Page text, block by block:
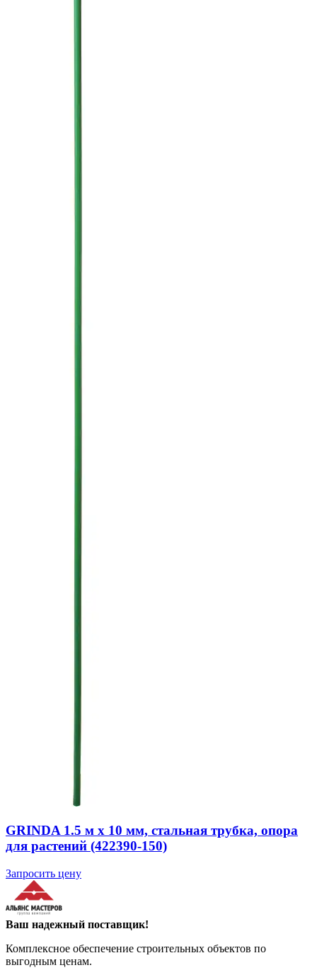
GRINDA 1.5 м х 10 мм, стальная трубка, опора
для растений (422390-150)
Запросить цену
Ваш надежный поставщик!
Комплексное обеспечение строительных объектов по
выгодным ценам.